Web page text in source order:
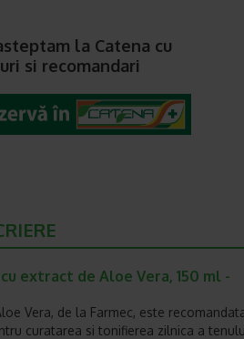
la Catena cu
si recomandari
extract de Aloe Vera, 150 ml -
Vera, de la Farmec, este
curatarea si tonifierea zilnica a